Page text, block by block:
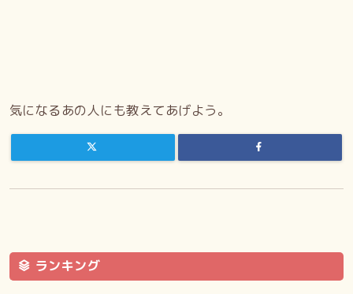
気になるあの人にも教えてあげよう。
ランキング